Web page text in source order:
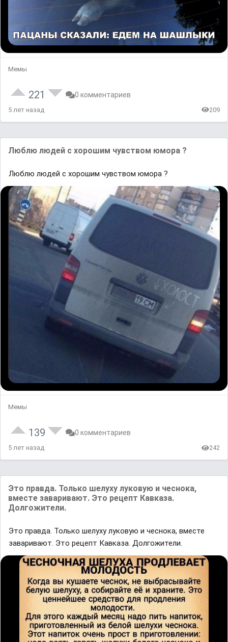
Мемы
221 0 комментариев
5 лет назад 209
Люблю людей с хорошим чувством юмора ?
Люблю людей с хорошим чувством юмора ?
Мемы
139 0 комментариев
5 лет назад 242
Это правда. Только шелуху луковую и чеснока,
вместе заваривают. Это рецепт Кавказа.
Долгожители.
Это правда. Только шелуху луковую и чеснока, вместе
заваривают. Это рецепт Кавказа. Долгожители.